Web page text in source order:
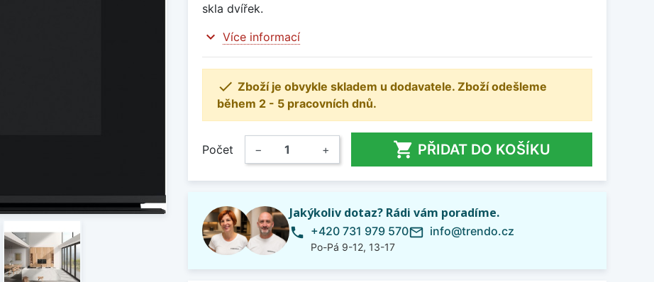
skla dvířek.
expand_more Více informací
 Zboží je obvykle skladem u dodavatele. Zboží odešleme
během 2 - 5 pracovních dnů.
Počet − +  PŘIDAT DO KOŠÍKU
Jakýkoliv dotaz? Rádi vám poradíme.
phone +420 731 979 570
Po-Pá 9-12, 13-17
mail_outline info@trendo.cz